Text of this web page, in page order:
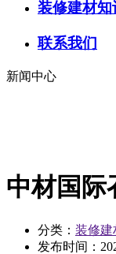
装修建材知
联系我们
新闻中心
中材国际
分类： 装修建
发布时间：